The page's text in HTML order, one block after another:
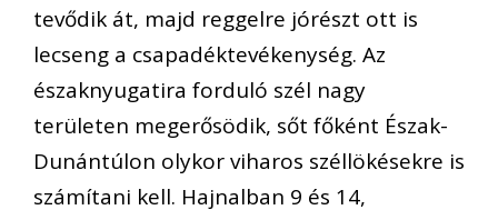
tevődik át, majd reggelre jórészt ott is
lecseng a csapadéktevékenység. Az
északnyugatira forduló szél nagy
területen megerősödik, sőt főként Észak-
Dunántúlon olykor viharos széllökésekre is
számítani kell. Hajnalban 9 és 14,